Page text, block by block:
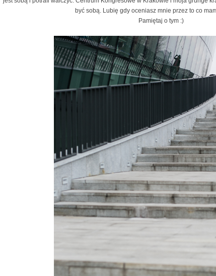
być sobą. Lubię gdy oceniasz mnie przez to co
Pamiętaj o tym :)